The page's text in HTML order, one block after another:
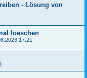
- Lösung von
loeschen
17:21